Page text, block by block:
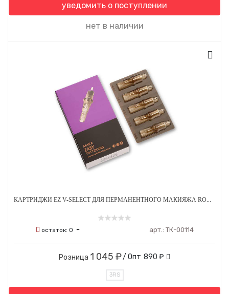
уведомить о поступлении
нет в наличии
КАРТРИДЖИ EZ V-SELECT ДЛЯ ПЕРМАНЕНТНОГО МАКИЯЖА ROUND SHADER A 0.30 ММ 20 ШТ
остаток: 0 арт.: ТК-00114
Розница 1 045 ₽/ Опт 890 ₽
3RS